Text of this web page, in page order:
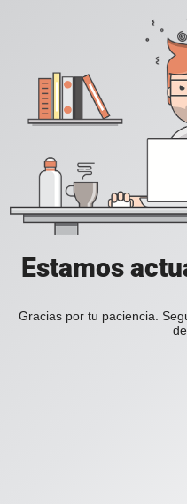
Estamos
Gracias por tu paciencia.